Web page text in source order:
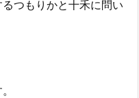
つもりかと十禾に問い